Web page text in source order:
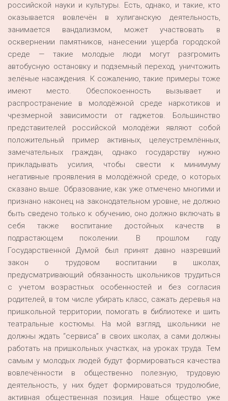
российской науки и культуры. Есть, однако, и такие, кто
оказывается вовлечён в хулиганскую деятельность,
занимается вандализмом, может участвовать в
осквернении памятников, нанесении ущерба городской
среде — такие молодые люди могут разгромить
автобусную остановку и подземный переход, уничтожить
зелёные насаждения. К сожалению, такие примеры тоже
имеют место. Обеспокоенность вызывает и
распространение в молодёжной среде наркотиков и
чрезмерной зависимости от гаджетов. Большинство
представителей российской молодёжи являют собой
положительный пример активных, целеустремлённых,
замечательных граждан, однако государству нужно
прикладывать усилия, чтобы свести к минимуму
негативные проявления в молодёжной среде, о которых
сказано выше. Образование, как уже отмечено многими и
признано наконец на законодательном уровне, не должно
быть сведено только к обучению, оно должно включать в
себя также воспитание достойных качеств в
подрастающем поколении. В прошлом году
Государственной Думой был принят давно назревший
закон о трудовом воспитании в школах,
предусматривающий обязанность школьников трудиться
с учетом возрастных особенностей и без согласия
родителей, в том числе убирать класс, сажать деревья на
пришкольной территории, помогать в библиотеке и шить
театральные костюмы. На мой взгляд, школьники не
должны ждать “сервиса” в своих школах, а сами должны
работать на пришкольных участках, на уроках труда. Тем
самым у молодых людей будут формироваться качества
вовлечённости в общественно полезную, трудовую
деятельность, у них будет формироваться трудолюбие,
активная общественная позиция. Наше общество уже